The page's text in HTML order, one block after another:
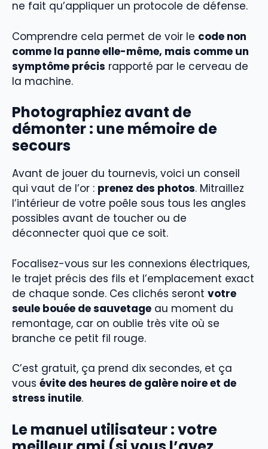
ne fait qu’appliquer un protocole de défense.
Comprendre cela permet de voir le code non
comme la panne elle-même, mais comme un
symptôme précis rapporté par le cerveau de
la machine.
Photographiez avant de
démonter : une mémoire de
secours
Avant de jouer du tournevis, voici un conseil
qui vaut de l’or : prenez des photos. Mitraillez
l’intérieur de votre poêle sous tous les angles
possibles avant de toucher ou de
déconnecter quoi que ce soit.
Focalisez-vous sur les connexions électriques,
le trajet précis des fils et l’emplacement exact
de chaque sonde. Ces clichés seront votre
seule bouée de sauvetage au moment du
remontage, car on oublie très vite où se
branche ce petit fil rouge.
C’est gratuit, ça prend dix secondes, et ça
vous évite des heures de galère noire et de
stress inutile.
Le manuel utilisateur : votre